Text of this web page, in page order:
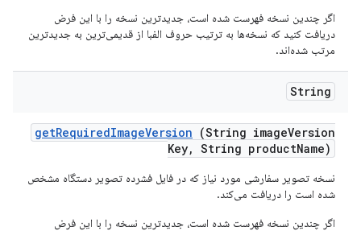
اگر چندین نسخه فهرست شده است، جدیدترین نسخه را با این فرض
دریافت کنید که نسخه‌ها به ترتیب حروف الفبا از قدیمی‌ترین به جدیدترین
مرتب شده‌اند.
String
getRequiredImageVersion (String imageVersion
Key, String productName)
نسخه تصویر سفارشی مورد نیاز که در فایل فشرده تصویر دستگاه مشخص
شده است را دریافت می‌کند.
اگر چندین نسخه فهرست شده است، جدیدترین نسخه را با این فرض